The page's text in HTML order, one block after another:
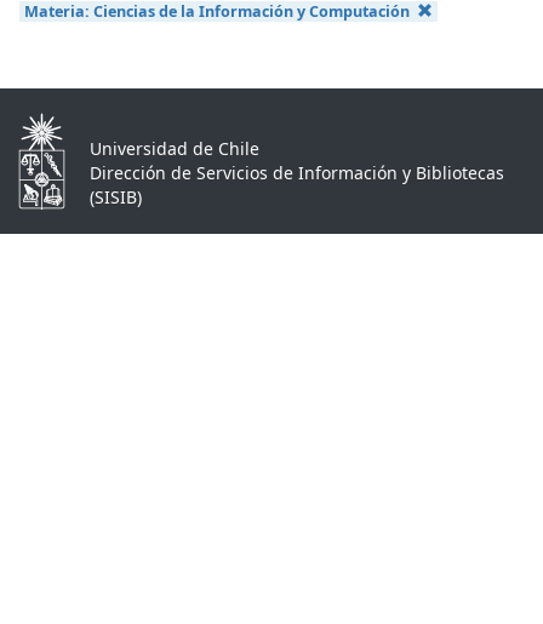
Materia: Ciencias de la Información y Computación
Universidad de Chile
Dirección de Servicios de Información y Bibliotecas
(SISIB)